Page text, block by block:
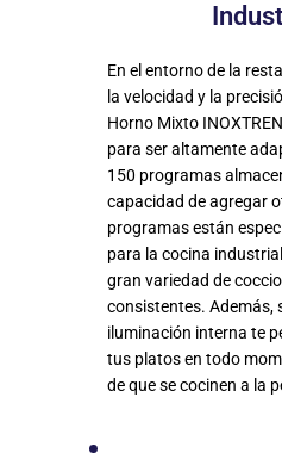
En el entorno de la
la velocidad y la
Horno Mixto
para ser altamente
150 programas
capacidad de agregar
programas están
para la cocina
gran variedad de
consistentes. Además,
iluminación interna te
tus platos en todo
de que se cocinen a la